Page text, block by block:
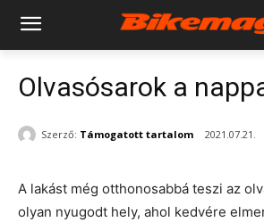
Olvasósarok a
Szerző: Támogatott tartalom 2021.07.21.
A lakást még otthonosabbá teszi az
olyan nyugodt hely, ahol kedvére